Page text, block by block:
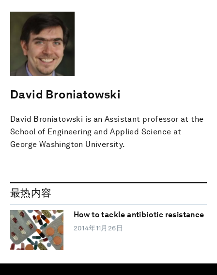
David Broniatowski
David Broniatowski is an Assistant professor at the
School of Engineering and Applied Science at
George Washington University.
最热内容
How to tackle antibiotic resistance
2014年11月26日